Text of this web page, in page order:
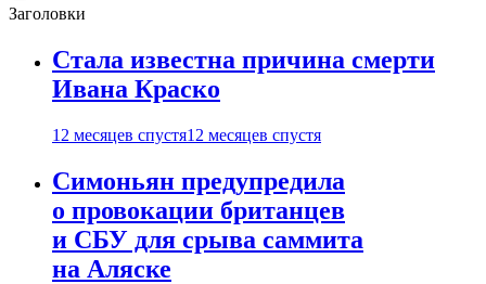
Заголовки
Стала известна причина смерти
Ивана Краско
12 месяцев спустя12 месяцев спустя
Симоньян предупредила
о провокации британцев
и СБУ для срыва саммита
на Аляске